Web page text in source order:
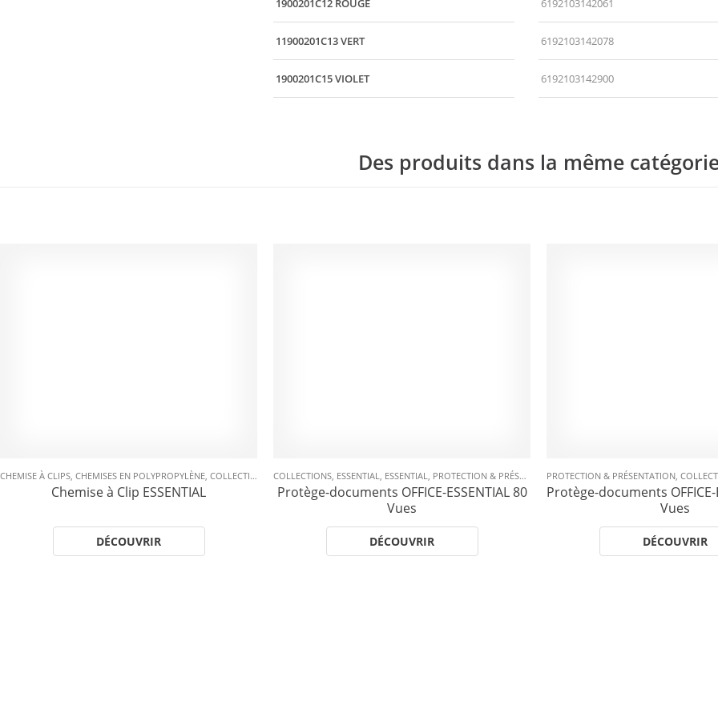
1900201C12 ROUGE 6192103142061
11900201C13 VERT 6192103142078
1900201C15 VIOLET 6192103142900
Des produits dans la même
CHEMISE À CLIPS, CHEMISES EN POLYPROPYLÈNE, COLLECTIONS ESSENTIAL,PROTECTION & PRÉSENTATION
Chemise à Clip ESSENTIAL
DÉCOUVRIR
COLLECTIONS, ESSENTIAL, ESSENTIAL, PROTECTION & PRÉSENTATION ,PROTÈGE-DOCUMENTS
Protège-documents OFFICE-ESSENTIAL 80
Vues
DÉCOUVRIR
PROTECTION & PRÉSENTATION,
Protège-documents OFFICE-
Vues
DÉCOUVRIR